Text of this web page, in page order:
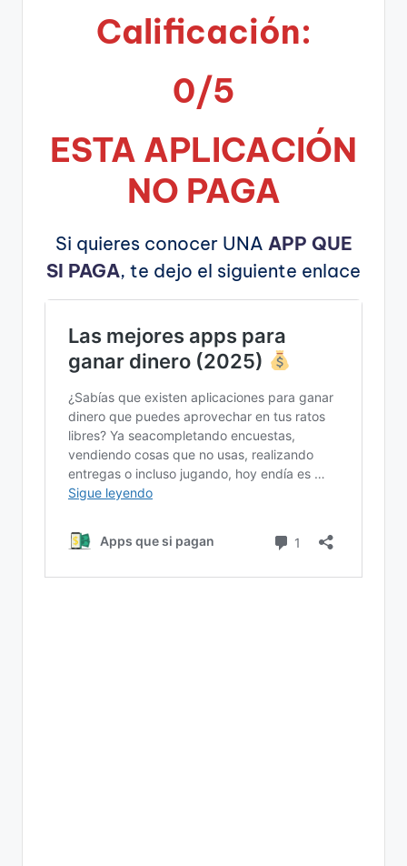
Calificación:
0/5
ESTA APLICACIÓN
NO PAGA
Si quieres conocer UNA APP QUE
SI PAGA, te dejo el siguiente enlace